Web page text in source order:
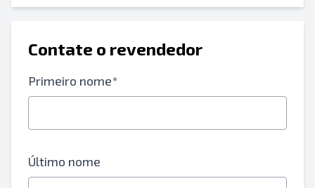
Contate o revendedor
Primeiro nome*
Último nome